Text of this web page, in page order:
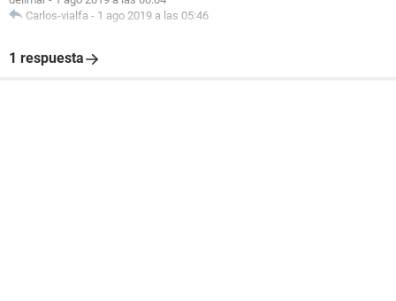
Carlos-vialfa - 1 ago 2019 a las 05:46
1 respuesta